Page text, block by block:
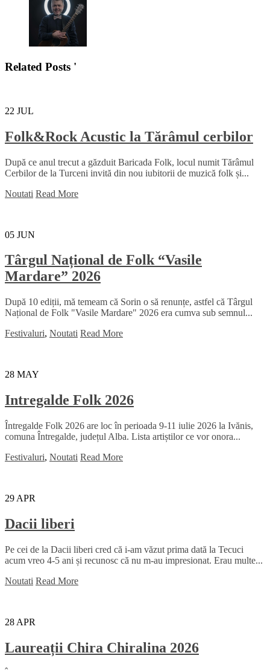
Related Posts '
22 JUL
Folk&Rock Acustic la Tărâmul cerbilor
După ce anul trecut a găzduit Baricada Folk, locul numit Tărâmul
Cerbilor de la Turceni invită din nou iubitorii de muzică folk și...
Noutati Read More
05 JUN
Târgul Național de Folk “Vasile
Mardare” 2026
După 10 ediții, mă temeam că Sorin o să renunțe, astfel că Târgul
Național de Folk "Vasile Mardare" 2026 era cumva sub semnul...
Festivaluri, Noutati Read More
28 MAY
Intregalde Folk 2026
Întregalde Folk 2026 are loc în perioada 9-11 iulie 2026 la Ivănis,
comuna Întregalde, județul Alba. Lista artiștilor ce vor onora...
Festivaluri, Noutati Read More
29 APR
Dacii liberi
Pe cei de la Dacii liberi cred că i-am văzut prima dată la Tecuci
acum vreo 4-5 ani și recunosc că nu m-au impresionat. Erau multe...
Noutati Read More
28 APR
Laureații Chira Chiralina 2026